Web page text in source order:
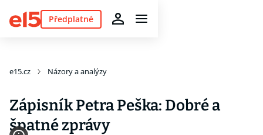
Předplatné
e15.cz Názory a analýzy
Zápisník Petra Peška: Dobré a
špatné zprávy